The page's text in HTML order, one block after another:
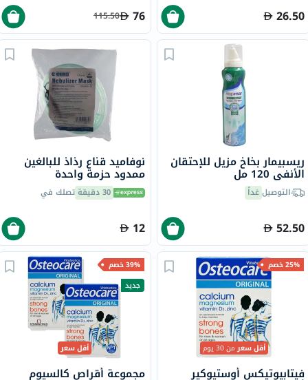
26.50
76
115.50
ريسبيمار بخاخ مزيل للإحتقان
الأنفي 120 مل
التوصيلغداً
52.50
نوفاميد قناع رذاذ للبالغين
ممدود حزمة واحدة
30 دقيقة تصلك في
12
25% خصم
أقل سعرمن 30 يوم
فيتابيوتيكس أوستيوكير
39% خصم
جديد
أقل سعر
مجموعة أقراص كالسيوم